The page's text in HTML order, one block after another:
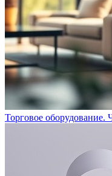
Торговое оборудование.